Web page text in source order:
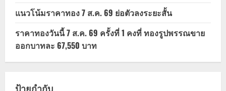
แนวโน้มราคาทอง 7 ส.ค. 69 ย่อตัวลงระยะสั้น
ราคาทองวันนี้ 7 ส.ค. 69 ครั้งที่ 1 คงที่ ทองรูปพรรณขาย
ออกบาทละ 67,550 บาท
ป้ายกำกับ